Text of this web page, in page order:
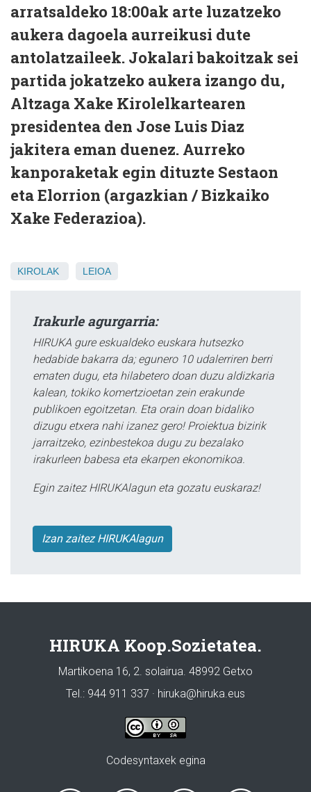
arratsaldeko 18:00ak arte luzatzeko
aukera dagoela aurreikusi dute
antolatzaileek. Jokalari bakoitzak sei
partida jokatzeko aukera izango du,
Altzaga Xake Kirolelkartearen
presidentea den Jose Luis Diaz
jakitera eman duenez. Aurreko
kanporaketak egin dituzte Sestaon
eta Elorrion (argazkian / Bizkaiko
Xake Federazioa).
KIROLAK LEIOA
Irakurle agurgarria:
HIRUKA gure eskualdeko euskara hutsezko
hedabide bakarra da; egunero 10 udalerriren berri
ematen dugu, eta hilabetero doan duzu aldizkaria
kalean, tokiko komertzioetan zein erakunde
publikoen egoitzetan. Eta orain doan bidaliko
dizugu etxera nahi izanez gero! Proiektua bizirik
jarraitzeko, ezinbestekoa dugu zu bezalako
irakurleen babesa eta ekarpen ekonomikoa.
Egin zaitez HIRUKAlagun eta gozatu euskaraz!
Izan zaitez HIRUKAlagun
HIRUKA Koop.Sozietatea.
Martikoena 16, 2. solairua. 48992 Getxo
Tel.: 944 911 337 · hiruka@hiruka.eus
Codesyntaxek egina